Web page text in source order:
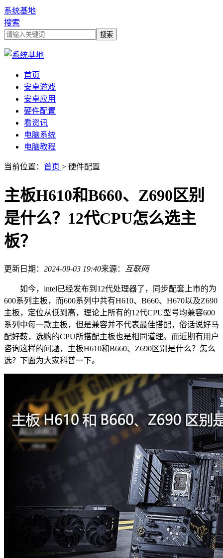
系统基地
搜索
首页
安卓游戏
安卓应用
硬件配置
看资讯
电脑系统
电脑教程
当前位置： 首页 > 硬件配置
主板H610和B660、Z690区别
是什么？12代CPU怎么选主
板？
更新日期： 2024-09-03 19:40来源： 互联网
如今，intel已经发布到12代处理器了，同步配套上市的为
600系列主板，而600系列中共有H610、B660、H670以及Z690
主板，定位从低到高，理论上所有的12代CPU型号均兼容600
系列中每一款主板，但是兼容并不代表最佳搭配，俗话说好马
配好鞍，选购的CPU所搭配主板也是相同道理。而近期有用户
咨询这样的问题，主板H610和B660、Z690区别是什么？怎么
选？下面为大家科普一下。